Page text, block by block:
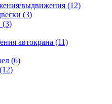
выдвижения (12)
(3)
(3)
автокрана (11)
(6)